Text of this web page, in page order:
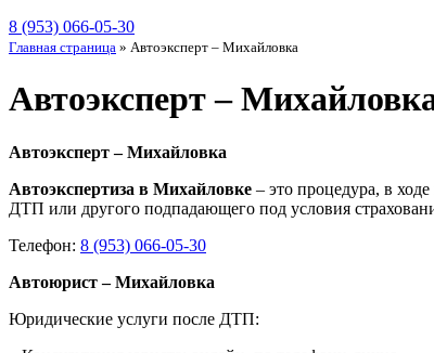
8 (953) 066-05-30
Главная страница » Автоэксперт – Михайловка
Автоэксперт –
Автоэксперт – Михайловка
Автоэкспертиза в Михайловке – это процедура, в
ДТП или другого подпадающего под условия
Телефон: 8 (953) 066-05-30
Автоюрист – Михайловка
Юридические услуги после ДТП: